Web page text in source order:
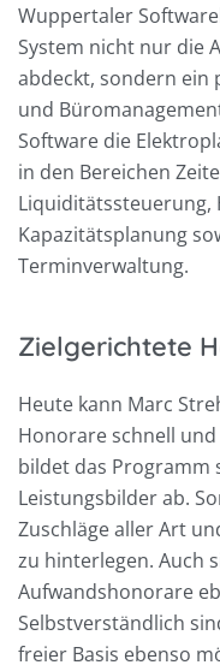
Wuppertaler
System nicht nur die
abdeckt, sondern ein
und
Software die
in den Bereichen
Kapazitätsplanung
Terminverwaltung.
Zielgerichtete
Heute kann Marc
Honorare schnell
bildet das Programm
Leistungsbilder ab.
Zuschläge aller Art
zu hinterlegen. Auch
Aufwandshonorare
Selbstverständlich
freier Basis ebenso